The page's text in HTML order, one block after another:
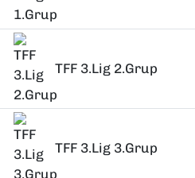
TFF 3.Lig 2.Grup
TFF 3.Lig 3.Grup